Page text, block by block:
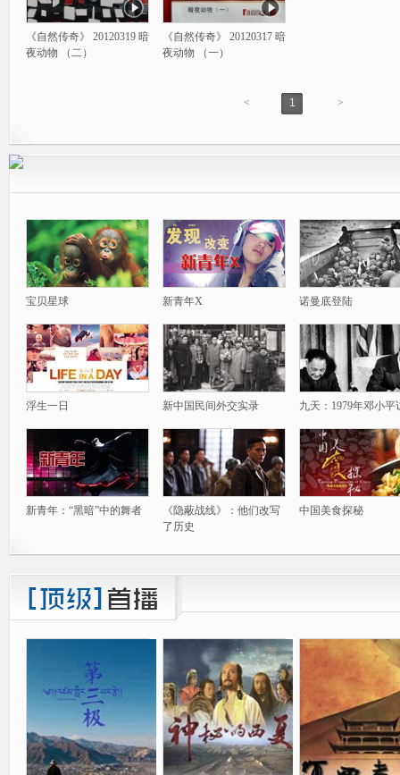
《自然传奇》 20120319 暗
夜动物 （二）
《自然传奇》 20120317 暗
夜动物 （一）
< 1 >
宝贝星球 新青年X 诺曼底登陆
浮生一日 新中国民间外交实录 九天：1979年邓小平
新青年：“黑暗”中的舞者
《隐蔽战线》：他们改写
了历史
中国美食探秘